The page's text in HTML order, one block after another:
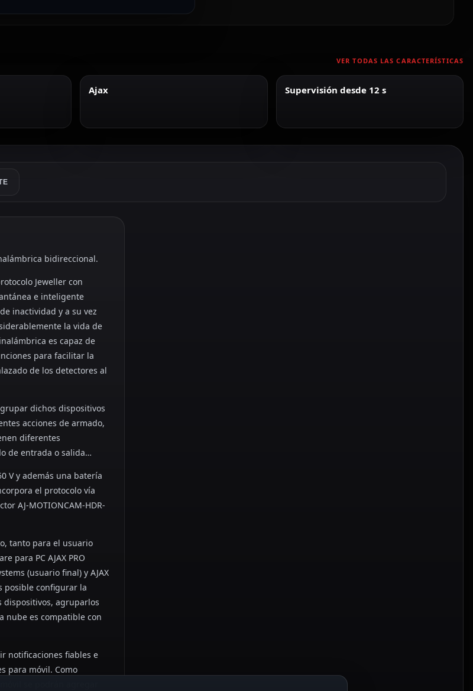
VER TODAS LAS CARACTERÍSTICAS
Ajax Supervisión desde 12 s
bidireccional.
Jeweller con
e inteligente
inactividad y a su vez
la vida de
es capaz de
para facilitar la
de los detectores al
dichos dispositivos
acciones de armado,
diferentes
de entrada o salida…
V y además una batería
el protocolo vía
AJ-MOTIONCAM-HDR-
tanto para el usuario
para PC AJAX PRO
(usuario final) y AJAX
posible configurar la
dispositivos, agruparlos
nube es compatible con
notificaciones fiables e
para móvil. Como
se podrán agregar